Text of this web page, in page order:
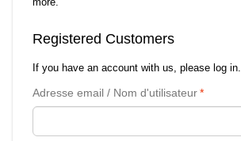
Registered Customers
If you have an account with us, please log in.
*
Adresse email / Nom d'utilisateur